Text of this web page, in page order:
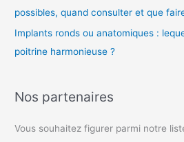
possibles, quand consulter et que
Implants ronds ou anatomiques :
poitrine harmonieuse ?
Nos partenaires
Vous souhaitez figurer parmi notre